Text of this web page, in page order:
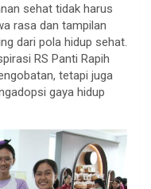
sehat tidak harus
rasa dan tampilan
dari pola hidup sehat.
RS Panti Rapih
tetapi juga
gaya hidup